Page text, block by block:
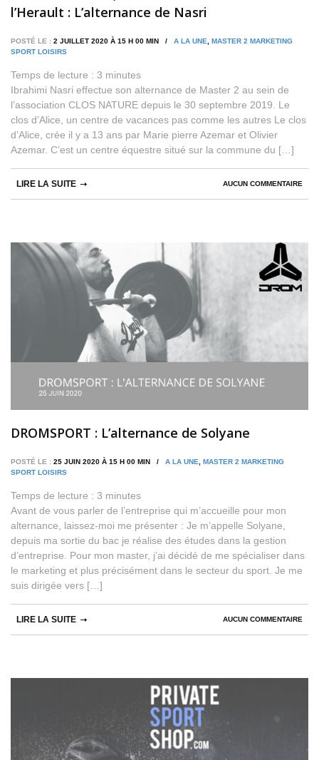
l’Herault : L’alternance de Nasri
POSTÉ LE : 2 JUILLET 2020 À 15 H 00 MIN / A LA UNE
MASTER 2 MARKETING
SPORT LOISIRS
Temps de lecture : 3 minutes
Ibrahimi Nasri effectue son alternance de Master 2 au sein de
l’association CLOS NATURE depuis le 30 septembre 2019. Le
clos d’Alice, un centre de vacances pas comme les autres Le clos
d’Alice, crée il y a 13 ans par Marie pierre Azemar et Olivier
Azemar. C’est un centre équestre situé sur la commune du […]
AUCUN COMMENTAIRE
LIRE LA SUITE
DROMSPORT : L’alternance de Solyane
POSTÉ LE : 25 JUIN 2020 À 15 H 00 MIN / A LA UNE
MASTER 2 MARKETING
SPORT LOISIRS
Temps de lecture : 3 minutes
Avant de vous parler de l’entreprise qui m’accueille pour mon
alternance, laissez-moi me présenter : Je m’appelle Solyane,
depuis ma sortie du bac je réalise des études dans la gestion
d’entreprise. Pour mon master, j’ai décidé de me spécialiser dans
le marketing et plus précisément dans le secteur du sport. Je me
suis dirigée vers […]
AUCUN COMMENTAIRE
LIRE LA SUITE